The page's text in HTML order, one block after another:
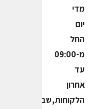
מדי
יום
החל
מ-09:00
עד
אחרון
הלקוחות,שבת